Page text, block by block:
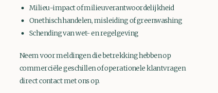
Milieu-impact of milieuverantwoordelijkheid
Onethisch handelen, misleiding of greenwashing
Schending van wet- en regelgeving
Neem voor meldingen die betrekking hebben op
commerciële geschillen of operationele klantvragen
direct contact met ons op.